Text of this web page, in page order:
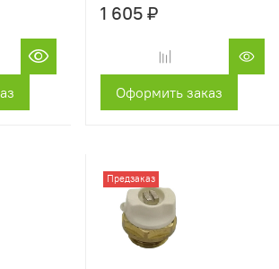
1 605 ₽
Оформить заказ
Предзаказ